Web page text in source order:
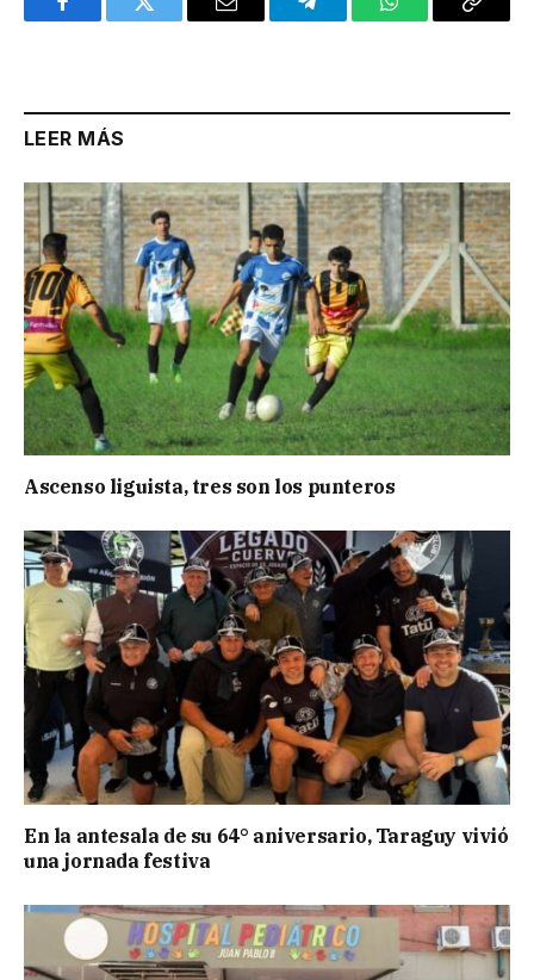
FacebookTwitter Email TelegramWhatsAppCopy
LEER MÁS
Ascenso liguista, tres son los punteros
En la antesala de su 64° aniversario, Taraguy vivió
una jornada festiva